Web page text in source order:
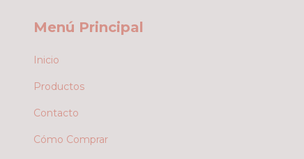
Menú Principal
Inicio
Productos
Contacto
Cómo Comprar